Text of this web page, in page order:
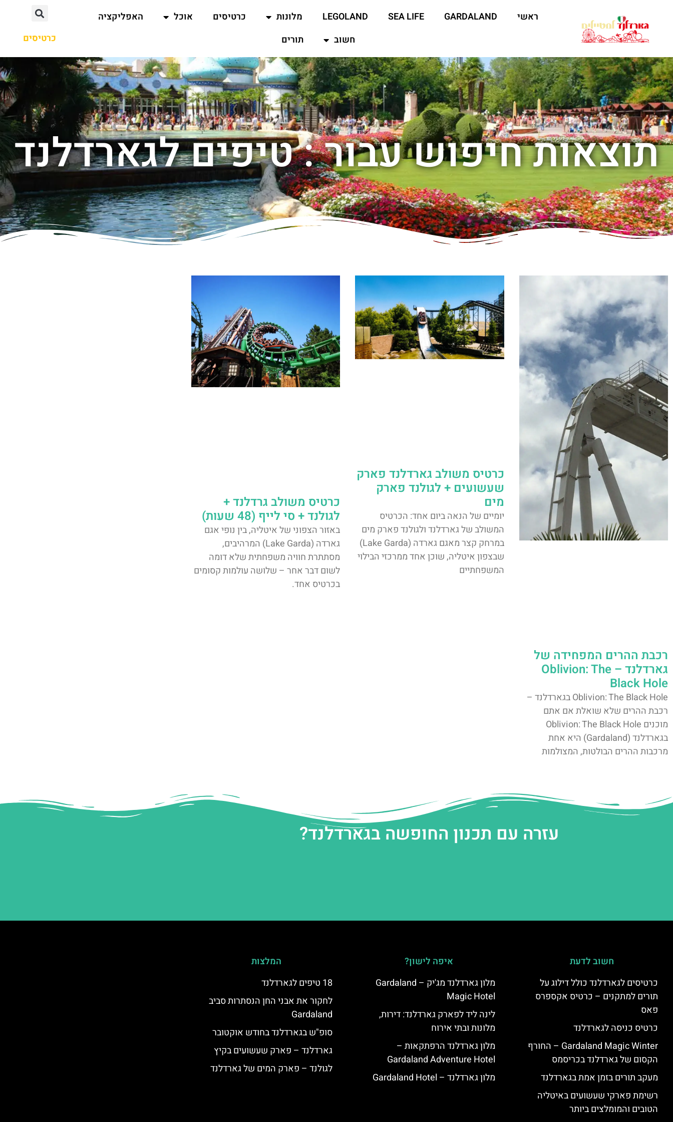
ראשי GARDALAND
SEA LIFE
LEGOLAND מלונות כרטיסים אוכל
האפליקציה
חשוב
תורים כרטיסים
תוצאות חיפוש עבור : טיפים לגארדלנד
רכבת ההרים המפחידה של
גארדלנד – Oblivion: The
Black Hole
Oblivion: The Black Hole בגארדלנד –
רכבת ההרים שלא שואלת אם אתם
מוכנים Oblivion: The Black Hole
בגארדלנד (Gardaland) היא אחת
מרכבות ההרים הבולטות, המצולמות
כרטיס משולב גארדלנד פארק
שעשועים + לגולנד פארק
מים
יומיים של הנאה ביום אחד: הכרטיס
המשולב של גארדלנד ולגולנד פארק מים
במרחק קצר מאגם גארדה (Lake Garda)
שבצפון איטליה, שוכן אחד ממרכזי הבילוי
המשפחתיים
כרטיס משולב גרדלנד +
לגולנד + סי לייף (48 שעות)
באזור הצפוני של איטליה, בין נופי אגם
גארדה (Lake Garda) המרהיבים,
מסתתרת חוויה משפחתית שלא דומה
לשום דבר אחר – שלושה עולמות קסומים
בכרטיס אחד.
עזרה עם תכנון החופשה בגארדלנד?
חשוב לדעת
כרטיסים לגארדלנד כולל דילוג על
תורים למתקנים – כרטיס אקספרס
פאס
כרטיס כניסה לגארדלנד
Gardaland Magic Winter – החורף
הקסום של גארדלנד בכריסמס
מעקב תורים בזמן אמת בגארדלנד
רשימת פארקי שעשועים באיטליה
הטובים והמומלצים ביותר
איפה לישון?
מלון גארדלנד מג'יק – Gardaland
Magic Hotel
לינה ליד לפארק גארדלנד: דירות,
מלונות ובתי אירוח
מלון גארדלנד הרפתקאות –
Gardaland Adventure Hotel
מלון גארדלנד – Gardaland Hotel
המלצות
18 טיפים לגארדלנד
לחקור את אבני החן הנסתרות סביב
Gardaland
סופ"ש בגארדלנד בחודש אוקטובר
גארדלנד – פארק שעשועים בקיץ
לגולנד – פארק המים של גארדלנד